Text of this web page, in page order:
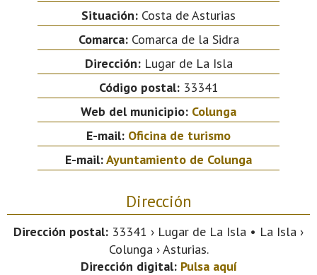
Situación: Costa de Asturias
Comarca:Comarca de la Sidra
Dirección:Lugar de La Isla
Código postal:33341
Web del municipio: Colunga
E-mail: Oficina de turismo
E-mail:Ayuntamiento de Colunga
Dirección
Dirección postal: 33341 › Lugar de La Isla • La Isla ›
Colunga › Asturias.
Dirección digital: Pulsa aquí